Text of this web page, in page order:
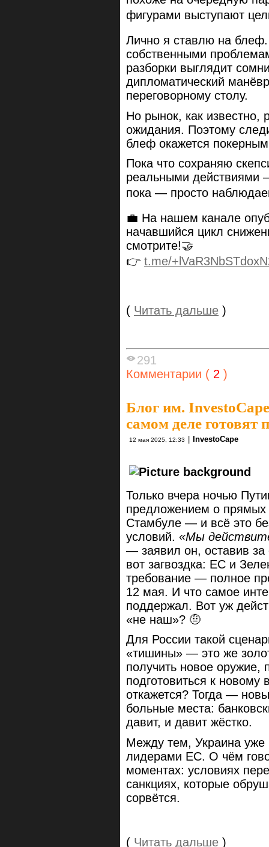
фигурами выступают
Лично я ставлю на
собственными
разборки выглядит
дипломатический
переговорному столу.
Но рынок, как известно,
ожидания. Поэтому
блеф окажется
Пока что сохраняю
реальными действиями
пока — просто
💼 На нашем канале
начавшийся цикл
смотрите!🤝
👉 t.me/
( Читать дальше )
291
Комментарии ( 2 )
Блог им. InvestoCape
самом деле готовят
12 мая 2025, 12:33 | InvestoCape
Только вчера ночью
предложением о прямых
Стамбуле — и всё это
условий. «Мы
— заявил он, оставив
вот загвоздка: ЕС и
требование — полное
12 мая. И что самое
поддержал. Вот уж
«не наш»? 🤨
Для России такой
«тишины» — это же
получить новое оружие,
подготовиться к
откажется? Тогда —
больные места:
давит, и давит жёстко.
Между тем, Украина уже
лидерами ЕС. О чём
моментах: условиях
санкциях, которые
сорвётся.
( Читать дальше )